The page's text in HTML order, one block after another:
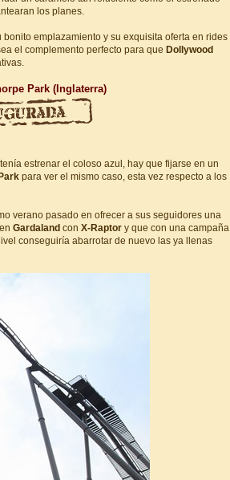
los planes.
emplazamiento y su exquisita oferta en rides
el complemento perfecto para que Dollywood
Park (Inglaterra)
tenía estrenar el coloso azul, hay que fijarse en un
para ver el mismo caso, esta vez respecto a los
verano pasado en ofrecer a sus seguidores una
Gardaland con X-Raptor y que con una campaña
conseguiría abarrotar de nuevo las ya llenas